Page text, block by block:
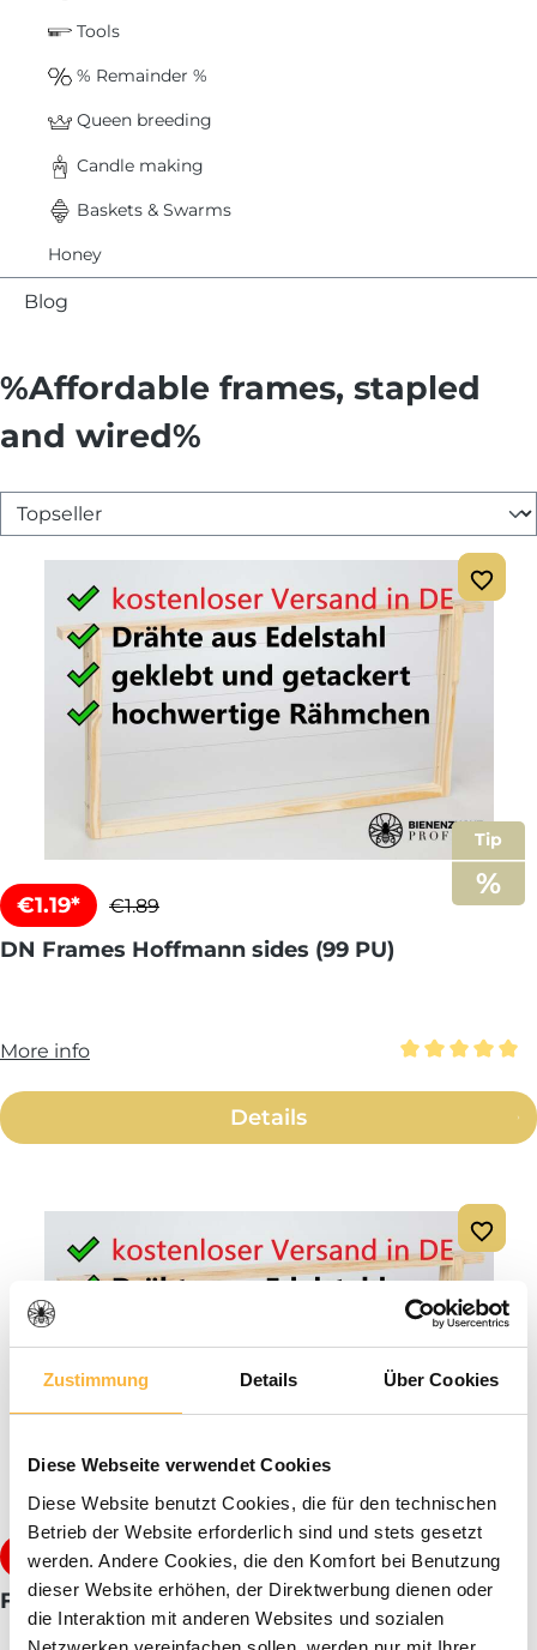
Zustimmung Details Über Cookies
Diese Webseite verwendet Cookies
Diese Website benutzt Cookies, die für den technischen
Betrieb der Website erforderlich sind und stets gesetzt
werden. Andere Cookies, die den Komfort bei Benutzung
dieser Website erhöhen, der Direktwerbung dienen oder
die Interaktion mit anderen Websites und sozialen
Tools
% Remainder %
Queen breeding
Candle making
Baskets & Swarms
Honey
Blog
%Affordable frames, stapled
and wired%
Tip
€1.19* €1.89
DN Frames Hoffmann sides (99 PU)
More info
Details
€1.19* €1.89
Frankenbeute 10 frames Zander with high floor